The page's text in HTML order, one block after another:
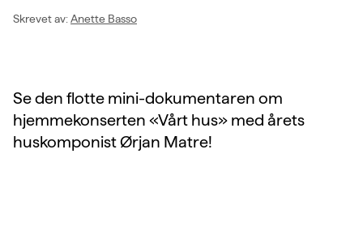
Skrevet av:Anette Basso
Se den flotte mini-dokumentaren om
hjemmekonserten «Vårt hus» med årets
huskomponist Ørjan Matre!